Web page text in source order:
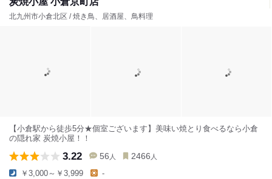
北九州市小倉北区 / 焼き鳥、居酒屋、鳥料理
【小倉駅から徒歩5分★個室ございます】美味い焼とり食べるなら小倉
の隠れ家 炭焼小屋！！
3.22 56 人 2466 人
￥3,000～￥3,999 -